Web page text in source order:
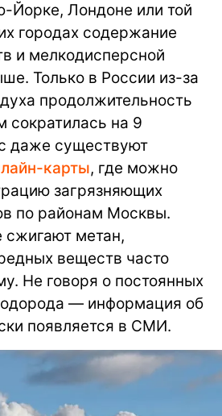
Йорке, Лондоне или той
городах содержание
и мелкодисперсной
Только в России из-за
продолжительность
сократилась на 9
даже существуют
карты, где можно
загрязняющих
по районам Москвы.
сжигают метан,
веществ часто
Не говоря о постоянных
— информация об
появляется в СМИ.